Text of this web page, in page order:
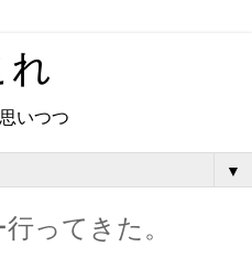
れ
いつつ
▼
ってきた。